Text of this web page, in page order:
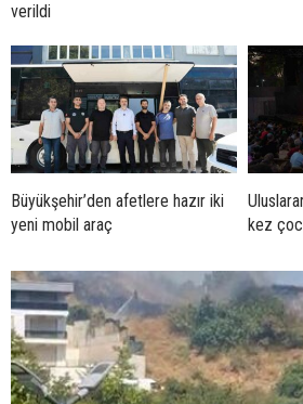
verildi
Büyükşehir’den afetlere hazır iki
yeni mobil araç
kez